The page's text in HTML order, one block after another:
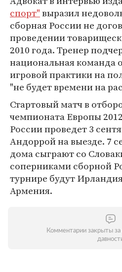
спорт"выразил
сборная России не
проведении
2010 года. Тренер
национальная команда
игровой практики на
"не будет времени на
Стартовый матч в
чемпионата Европы
России проведет 3
Андоррой на выезде. 7
дома сыграют со
соперниками сборной
турнире будут
Армения.
Комментарии закрыты за